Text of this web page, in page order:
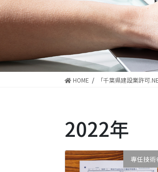
HOME 「千葉県建設業許可
2022年
専任技術